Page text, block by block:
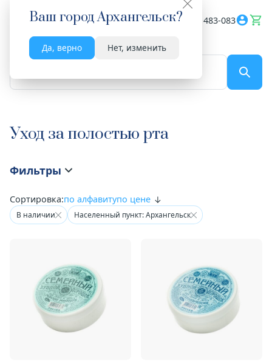
Ваш городАрхангельск?
Да, верно Нет, изменить
Весь сайт 8182 483-083
Уход за полостью рта
Фильтры
Сортировка:по алфавитупо цене
В наличии Населенный пункт: Архангельск